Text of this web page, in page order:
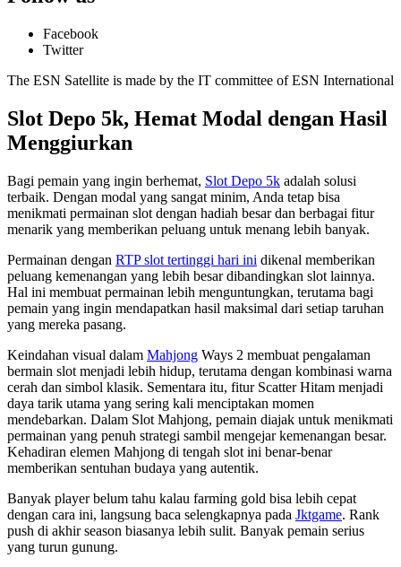
Facebook
Twitter
The ESN Satellite is made by the IT committee of ESN International
Slot Depo 5k, Hemat Modal dengan Hasil
Menggiurkan
Bagi pemain yang ingin berhemat, Slot Depo 5k adalah solusi
terbaik. Dengan modal yang sangat minim, Anda tetap bisa
menikmati permainan slot dengan hadiah besar dan berbagai fitur
menarik yang memberikan peluang untuk menang lebih banyak.
Permainan dengan RTP slot tertinggi hari ini dikenal memberikan
peluang kemenangan yang lebih besar dibandingkan slot lainnya.
Hal ini membuat permainan lebih menguntungkan, terutama bagi
pemain yang ingin mendapatkan hasil maksimal dari setiap taruhan
yang mereka pasang.
Keindahan visual dalam Mahjong Ways 2 membuat pengalaman
bermain slot menjadi lebih hidup, terutama dengan kombinasi warna
cerah dan simbol klasik. Sementara itu, fitur Scatter Hitam menjadi
daya tarik utama yang sering kali menciptakan momen
mendebarkan. Dalam Slot Mahjong, pemain diajak untuk menikmati
permainan yang penuh strategi sambil mengejar kemenangan besar.
Kehadiran elemen Mahjong di tengah slot ini benar-benar
memberikan sentuhan budaya yang autentik.
Banyak player belum tahu kalau farming gold bisa lebih cepat
dengan cara ini, langsung baca selengkapnya pada Jktgame. Rank
push di akhir season biasanya lebih sulit. Banyak pemain serius
yang turun gunung.